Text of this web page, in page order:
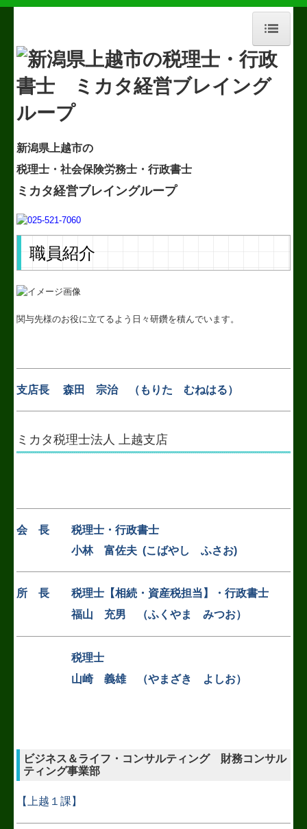
HOME
事務所紹介
経営理念
職員紹介
交通案内
よくある質問
業務案内
FX4クラウド
経営革新等支援機関とは
補助金・助成金・融資情報
関与先向け融資商品ご紹介
リンク集
お問合せ
デジタル化・AI導入補助金
新潟県上越市の
税理士 ・社会保険労務士・行政書士
ミカタ経営ブレイングループ
職員紹介
関与先様のお役に立てるよう日々研鑽を積んでいます。
支店長 森田 宗治 （もりた むねはる）
ミカタ税理士法人 上越支店
会 長 税理士・行政書士
小林 富佐夫 (こばやし ふさお)
所 長税理士【相続・資産税担当】・行政書士
福山 充男 （ふくやま みつお）
税理士
山崎 義雄 （やまざき よしお）
ビジネス＆ライフ・コンサルティング 財務コンサル
ティング事業部
【上越１課】